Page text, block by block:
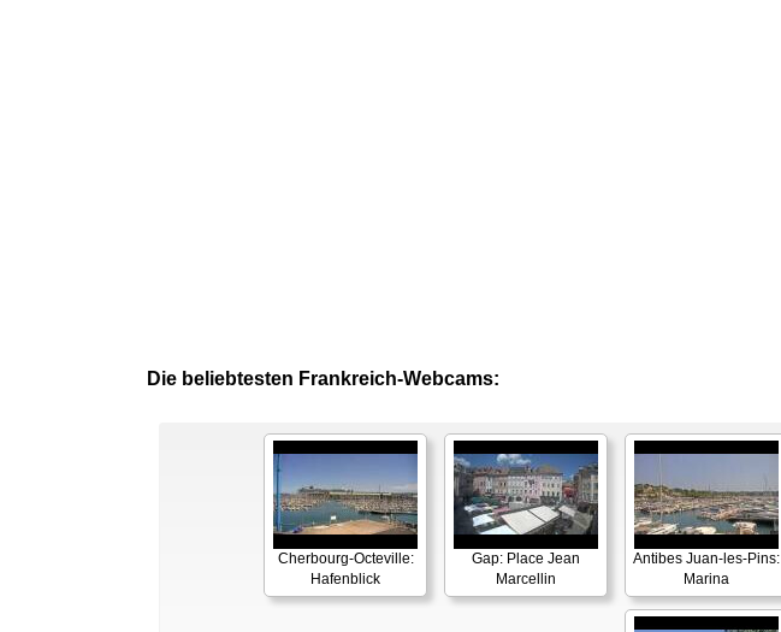
Die beliebtesten Frankreich-Webcams:
Cherbourg-Octeville:
Hafenblick
Gap: Place Jean
Marcellin
Antibes Juan-les-Pins:
Marina